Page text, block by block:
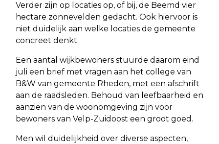
Verder zijn op locaties op, of bij, de Beemd vier
hectare zonnevelden gedacht. Ook hiervoor is
niet duidelijk aan welke locaties de gemeente
concreet denkt.
Een aantal wijkbewoners stuurde daarom eind
juli een brief met vragen aan het college van
B&W van gemeente Rheden, met een afschrift
aan de raadsleden. Behoud van leefbaarheid en
aanzien van de woonomgeving zijn voor
bewoners van Velp-Zuidoost een groot goed.
Men wil duidelijkheid over diverse aspecten,